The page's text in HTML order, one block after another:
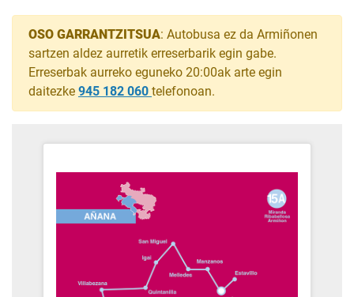
OSO GARRANTZITSUA: Autobusa ez da Armiñonen
sartzen aldez aurretik erreserbarik egin gabe.
Erreserbak aurreko eguneko 20:00ak arte egin
daitezke 945 182 060 telefonoan.